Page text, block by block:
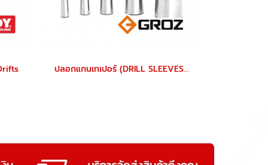
ปลอกแกนเทเปอร์ (DRILL SLEEVES) GROZ